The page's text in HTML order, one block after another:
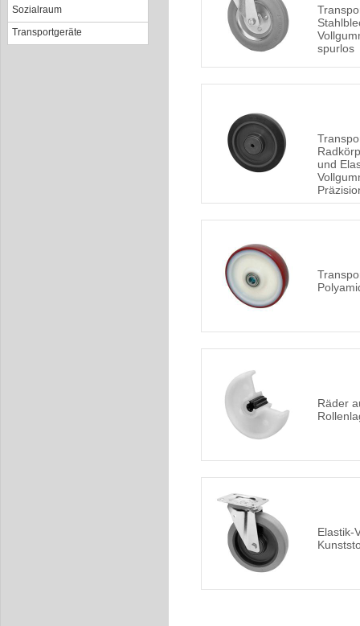
Sozialraum
Transportgeräte
spurlos
und
Räder
Elastik-